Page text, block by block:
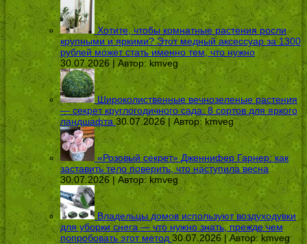
Хотите, чтобы комнатные растения росли
крупными и яркими? Этот медный аксессуар за 1300
рублей может стать именно тем, что нужно
30.07.2026 | Автор: kmveg
Широколиственные вечнозеленые растения
— секрет круглогодичного сада: 8 сортов для яркого
ландшафта 30.07.2026 | Автор:kmveg
«Розовый секрет» Дженнифер Гарнер: как
заставить тело поверить, что наступила весна
30.07.2026 | Автор: kmveg
Владельцы домов используют воздуходувки
для уборки снега — что нужно знать, прежде чем
попробовать этот метод 30.07.2026 | Автор: kmveg